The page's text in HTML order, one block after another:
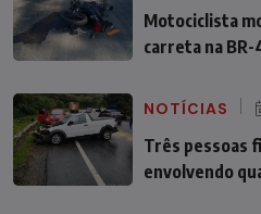
Motociclista
carreta na BR-
NOTÍCIAS
Três pessoas
envolvendo